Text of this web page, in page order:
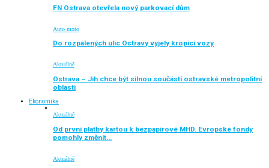
FN Ostrava otevřela nový parkovací dům
Auto moto
Do rozpálených ulic Ostravy vyjely kropicí vozy
Aktuálně
Ostrava – Jih chce být silnou součástí ostravské metropolitní
oblasti
Ekonomika
Aktuálně
Od první platby kartou k bezpapírové MHD. Evropské fondy
pomohly změnit…
Aktuálně